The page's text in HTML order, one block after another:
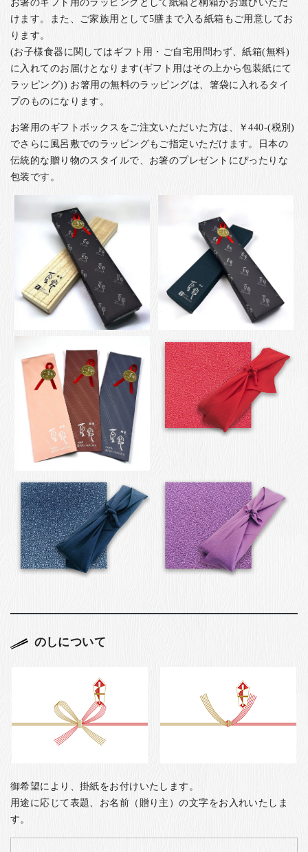
けます。また、ご家族用として5膳まで入る紙箱もご用意してお
ります。
(お子様食器に関してはギフト用・ご自宅用問わず、紙箱(無料)
に入れてのお届けとなります(ギフト用はその上から包装紙にて
ラッピング)) お箸用の無料のラッピングは、箸袋に入れるタイ
プのものになります。
お箸用のギフトボックスをご注文いただいた方は、￥440-(税別)
でさらに風呂敷でのラッピングもご指定いただけます。日本の
伝統的な贈り物のスタイルで、お箸のプレゼントにぴったりな
包装です。
のしについて
御希望により、掛紙をお付けいたします。
用途に応じて表題、お名前（贈り主）の文字をお入れいたしま
す。